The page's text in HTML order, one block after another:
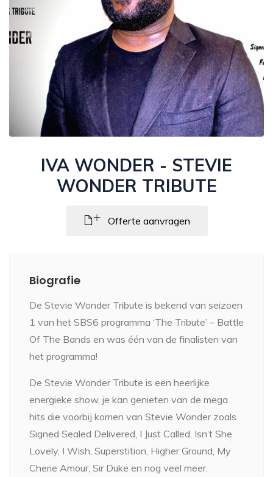
IVA WONDER - STEVIE
WONDER TRIBUTE
Offerte aanvragen
Biografie
De Stevie Wonder Tribute is bekend van seizoen
1 van het SBS6 programma ‘The Tribute’ – Battle
Of The Bands en was één van de finalisten van
het programma!
De Stevie Wonder Tribute is een heerlijke
energieke show, je kan genieten van de mega
hits die voorbij komen van Stevie Wonder zoals
Signed Sealed Delivered, I Just Called, Isn’t She
Lovely, I Wish, Superstition, Higher Ground, My
Cherie Amour, Sir Duke en nog veel meer.